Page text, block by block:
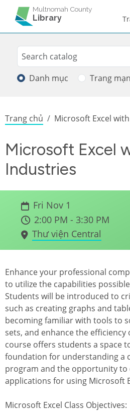
Skip to main content
Multnomah County
Library
Search
Tìm kiếm
Danh mục Trang
Breadcrumb
Trang chủ Microsoft Excel
Microsoft Excel
Industries
Fri Nov 1
2:00 PM - 3:30 PM
Thư viện Central
Enhance your professional
to utilize the capabilities
Students will be introduced to
such as creating graphs and
becoming familiar with tools to
sets, and enhance the
course offers students a space
foundation for understanding a
program and the opportunity to
applications for using Microsoft
Microsoft Excel Class Objectives: